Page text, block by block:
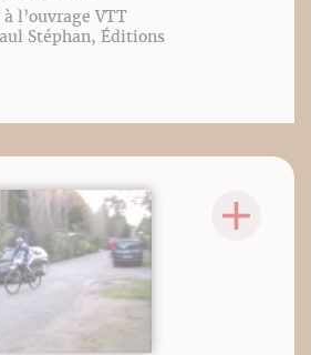
l’ouvrage VTT
Stéphan, Éditions